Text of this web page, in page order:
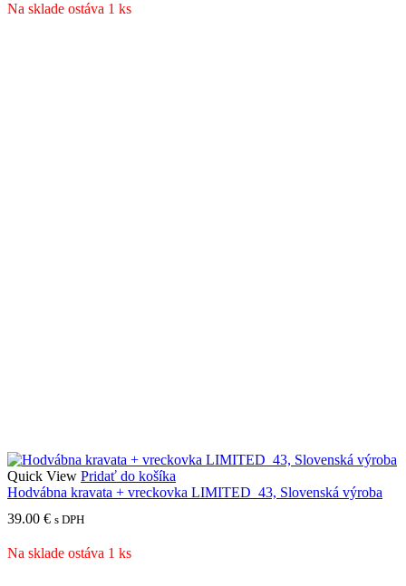
Na sklade ostáva 1 ks
Quick View Pridať do košíka
Hodvábna kravata + vreckovka LIMITED_43, Slovenská výroba
39.00 € s DPH
Na sklade ostáva 1 ks